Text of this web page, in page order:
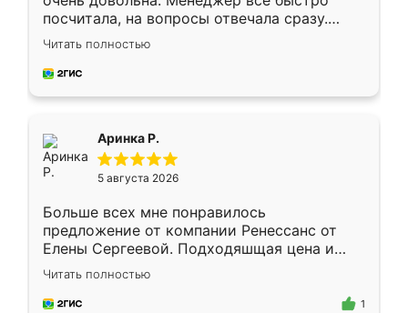
посчитала, на вопросы отвечала сразу.
Замерщик приехал в субботу, подошёл к
делу со всей ответственностью. Собрали
за день, ребята работали аккуратно, даже
Читать полностью
Аринка Р.
5 августа 2026
Больше всех мне понравилось
предложение от компании Ренессанс от
Елены Сергеевой. Подходяшщая цена и
короткие сроки изготовления. Приехавший
для замера сотрудник Владислав
предложил по моему эскизу самый
Читать полностью
1